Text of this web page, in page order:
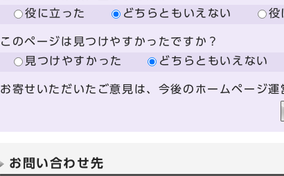
役に立った
どちらともいえない 役
このページは見つけやすかったですか？
見つけやすかった
どちらともいえない
お寄せいただいたご意見は、今後のホームページ運
お問い合わせ先